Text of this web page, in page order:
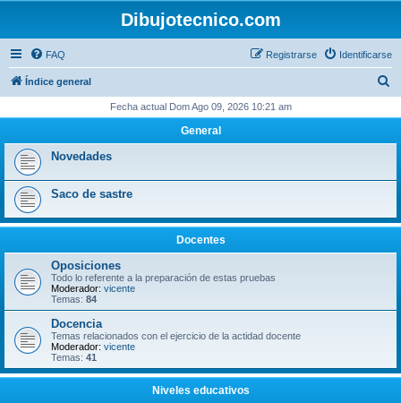
Dibujotecnico.com
FAQ Identificarse
Registrarse
Índice general
c
Fecha actual Dom Ago 09, 2026 10:21 am
General
Novedades
Saco de sastre
Docentes
Oposiciones
Todo lo referente a la preparación de estas pruebas
Moderador: vicente
Temas: 84
Docencia
Temas relacionados con el ejercicio de la actidad docente
Moderador: vicente
Temas: 41
Niveles educativos